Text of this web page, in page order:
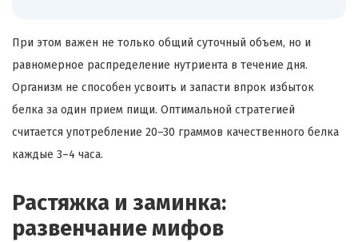
При этом важен не только общий суточный объем, но и
равномерное распределение нутриента в течение дня.
Организм не способен усвоить и запасти впрок избыток
белка за один прием пищи. Оптимальной стратегией
считается употребление 20–30 граммов качественного белка
каждые 3–4 часа.
Растяжка и заминка:
развенчание мифов